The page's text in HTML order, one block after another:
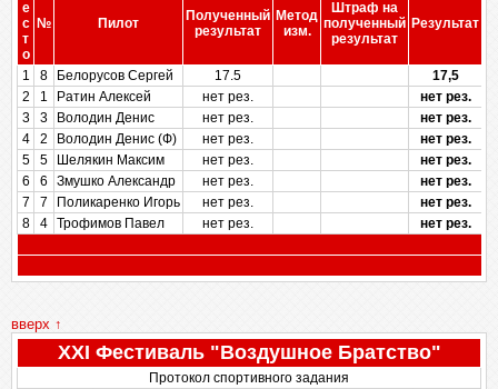
е
с
т
о
№ Пилот
Полученный
результат
Метод
изм.
Штраф на
полученный
результат
Результат
1 8 Белорусов Сергей 17.5
17,5
2
1 Ратин Алексей нет рез.
нет рез.
3
3 Володин Денис нет рез.
нет рез.
4
2 Володин Денис (Ф) нет рез.
нет рез.
5
5 Шелякин Максим нет рез.
нет рез.
6
6 Змушко Александр нет рез.
нет рез.
7
7 Поликаренко Игорь нет рез.
нет рез.
8
4 Трофимов Павел нет рез. нет рез.
вверх ↑
XXІ Фестиваль "Воздушное Братство"
Протокол спортивного задания